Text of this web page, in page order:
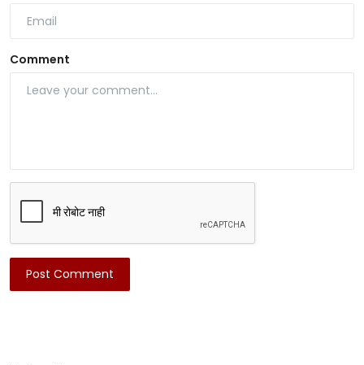
Comment
Post Comment